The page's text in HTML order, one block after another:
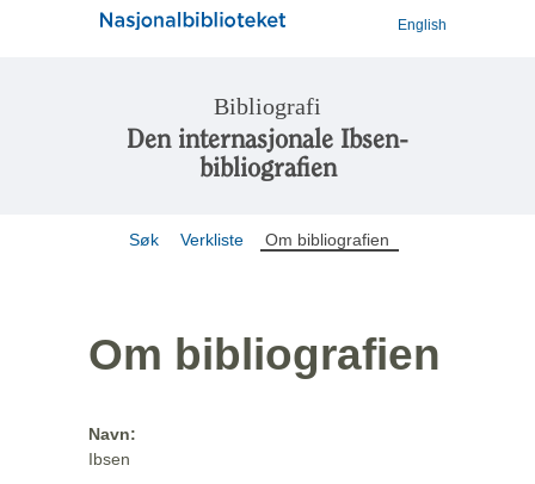
English
Bibliografi
Den internasjonale Ibsen-
bibliografien
Søk Verkliste Om bibliografien
Om bibliografien
Navn:
Ibsen